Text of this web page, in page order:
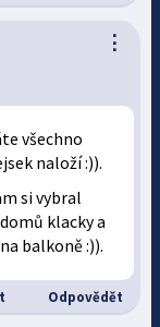
⋮
všechno
naloží :)).
si vybral
klacky a
balkoně :)).
Odpovědět